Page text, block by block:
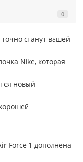
0
точно станут вашей
Nike, которая
новый
Force 1 дополнена